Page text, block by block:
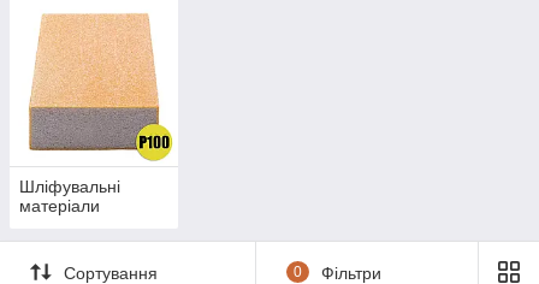
Шліфувальні
матеріали
Сортування 0 Фільтри